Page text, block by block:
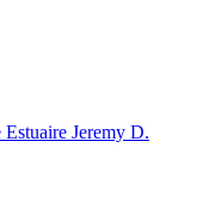
Jeremy D.